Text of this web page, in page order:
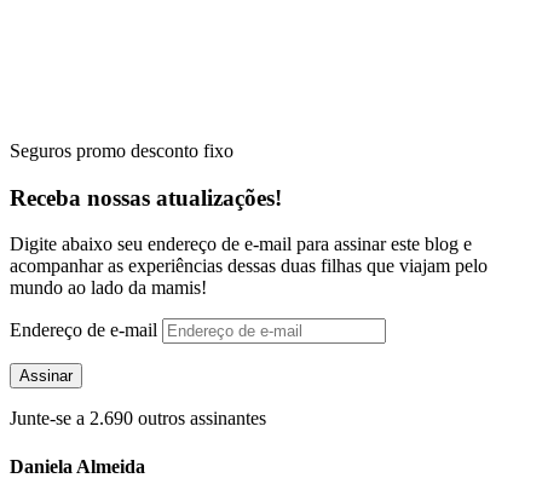
Seguros promo desconto fixo
Receba nossas atualizações!
Digite abaixo seu endereço de e-mail para assinar este blog e
acompanhar as experiências dessas duas filhas que viajam pelo
mundo ao lado da mamis!
Endereço de e-mail
Assinar
Junte-se a 2.690 outros assinantes
Daniela Almeida